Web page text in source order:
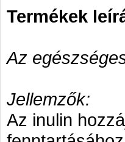
Termékek
Az
Jellemzők:
Az inulin